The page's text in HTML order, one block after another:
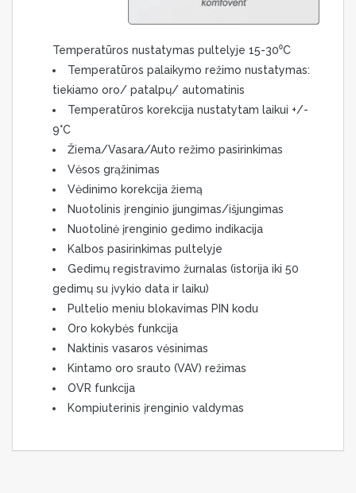
Temperatūros nustatymas pultelyje 15-30⁰C
Temperatūros palaikymo režimo nustatymas:
tiekiamo oro/ patalpų/ automatinis
Temperatūros korekcija nustatytam laikui +/-
9°C
Žiema/Vasara/Auto režimo pasirinkimas
Vėsos grąžinimas
Vėdinimo korekcija žiemą
Nuotolinis įrenginio įjungimas/išjungimas
Nuotolinė įrenginio gedimo indikacija
Kalbos pasirinkimas pultelyje
Gedimų registravimo žurnalas (istorija iki 50
gedimų su įvykio data ir laiku)
Pultelio meniu blokavimas PIN kodu
Oro kokybės funkcija
Naktinis vasaros vėsinimas
Kintamo oro srauto (VAV) režimas
OVR funkcija
Kompiuterinis įrenginio valdymas